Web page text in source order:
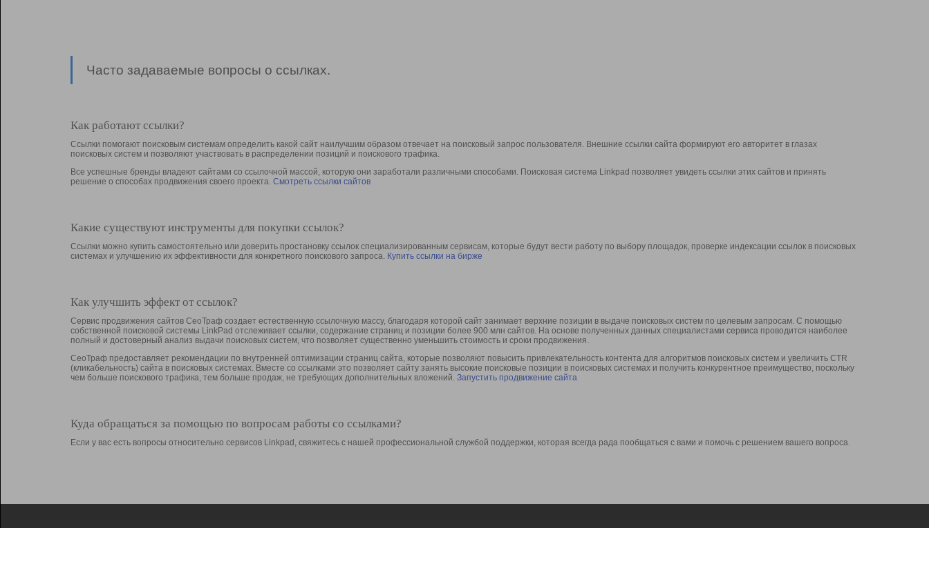
Часто задаваемые вопросы о ссылках.
Как работают ссылки?
Ссылки помогают поисковым системам определить какой сайт наилучшим образом отвечает на поисковый запрос пользователя. Внешние ссылки сайта формируют его авторитет в глазах
поисковых систем и позволяют участвовать в раcпределении позиций и поискового трафика.
Все успешные бренды владеют сайтами со ссылочной массой, которую они заработали различными способами. Поисковая система Linkpad позволяет увидеть ссылки этих сайтов и принять
решение о способах продвижения своего проекта. Смотреть ссылки сайтов
Какие существуют инструменты для покупки ссылок?
Ссылки можно купить самостоятельно или доверить простановку ссылок специализированным сервисам, которые будут вести работу по выбору площадок, проверке индексации ссылок в поисковых
системах и улучшению их эффективности для конкретного поискового запроса. Купить ссылки на бирже
Как улучшить эффект от ссылок?
Сервис продвижения сайтов СеоТраф создает естественную ссылочную массу, благодаря которой сайт занимает верхние позиции в выдаче поисковых систем по целевым запросам. С помощью
собственной поисковой системы LinkPad отслеживает ссылки, содержание страниц и позиции более 900 млн сайтов. На основе полученных данных специалистами сервиса проводится наиболее
полный и достоверный анализ выдачи поисковых систем, что позволяет существенно уменьшить стоимость и сроки продвижения.
СеоТраф предоставляет рекомендации по внутренней оптимизации страниц сайта, которые позволяют повысить привлекательность контента для алгоритмов поисковых систем и увеличить CTR
(кликабельность) сайта в поисковых системах. Вместе со ссылками это позволяет сайту занять высокие поисковые позиции в поисковых системах и получить конкурентное преимущество, поскольку
чем больше поискового трафика, тем больше продаж, не требующих дополнительных вложений. Запустить продвижение сайта
Куда обращаться за помощью по вопросам работы со ссылками?
Если у вас есть вопросы относительно сервисов Linkpad, свяжитесь с нашей профессиональной службой поддержки, которая всегда рада пообщаться с вами и помочь с решением вашего вопроса.